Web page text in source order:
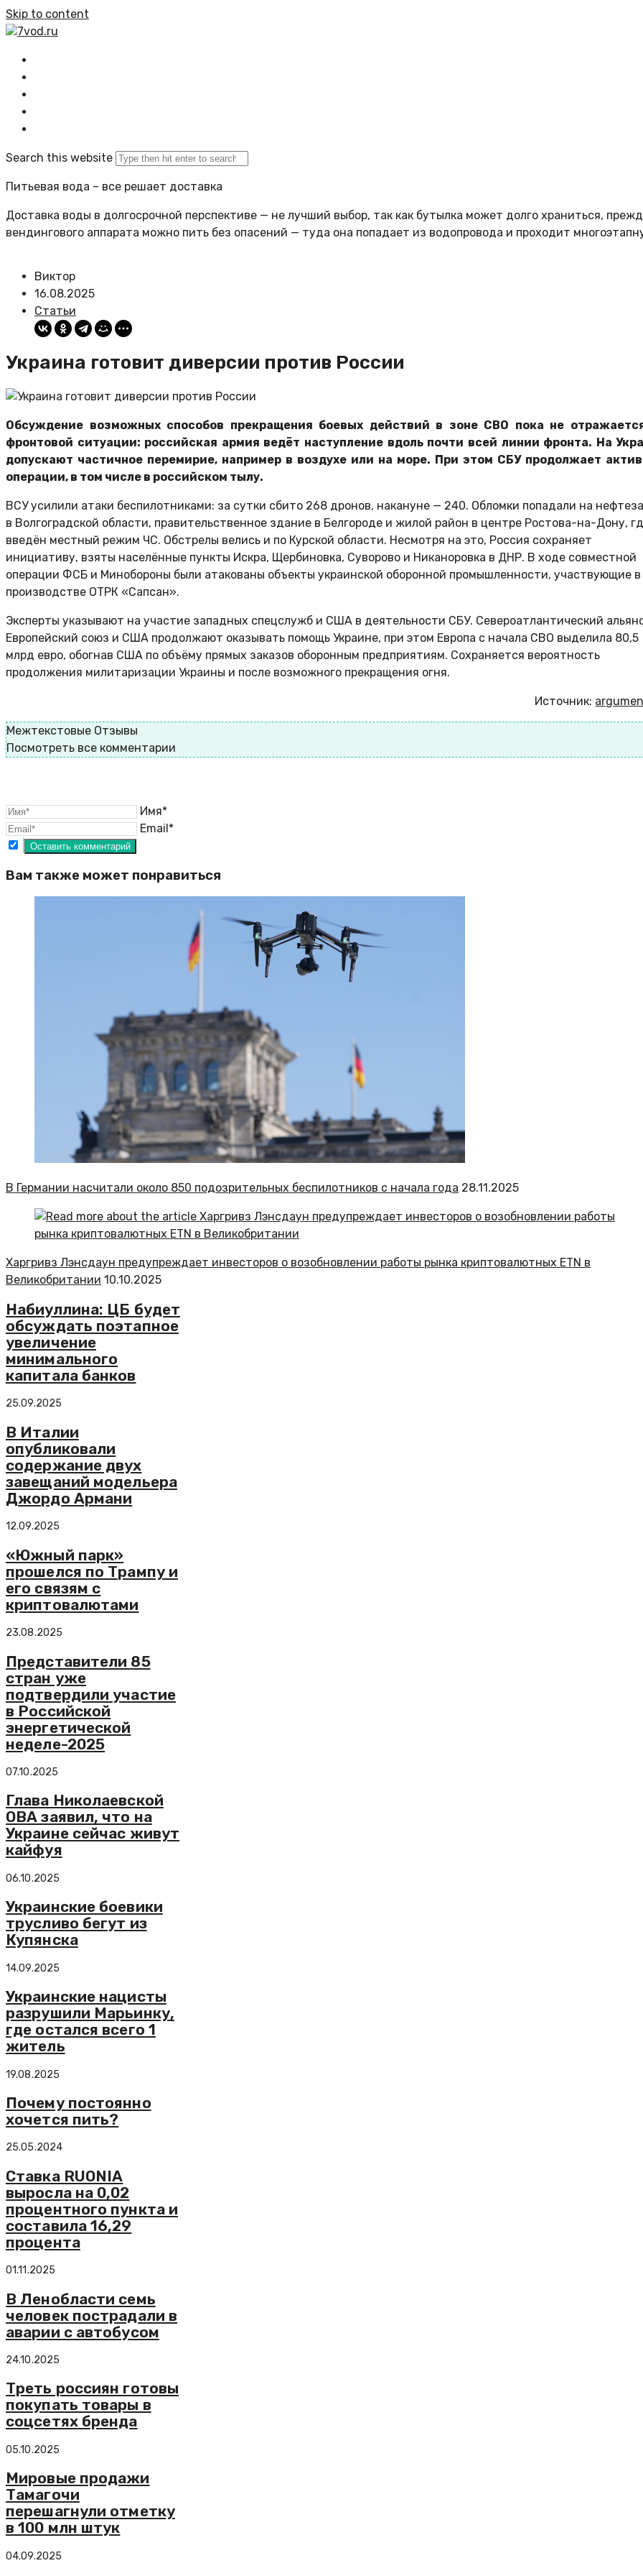
Skip to content
7vod.ru
Search this website
Питьевая вода – все решает доставка
Доставка воды в долгосрочной перспективе — не лучший выбор, так как бутылка может долго храниться,
вендингового аппарата можно пить без опасений — туда она попадает из водопровода и проходит
Виктор
16.08.2025
Статьи
Украина готовит диверсии против России
Обсуждение возможных способов прекращения боевых действий в зоне СВО пока не
фронтовой ситуации: российская армия ведёт наступление вдоль почти всей линии фронта. На
допускают частичное перемирие, например в воздухе или на море. При этом СБУ продолжает
операции, в том числе в российском тылу.
ВСУ усилили атаки беспилотниками: за сутки сбито 268 дронов, накануне — 240. Обломки попадали на
в Волгоградской области, правительственное здание в Белгороде и жилой район в центре Ростова-на-Дону,
введён местный режим ЧС. Обстрелы велись и по Курской области. Несмотря на это, Россия сохраняет
инициативу, взяты населённые пункты Искра, Щербиновка, Суворово и Никаноровка в ДНР. В ходе совместной
операции ФСБ и Минобороны были атакованы объекты украинской оборонной промышленности, участвующие в
производстве ОТРК «Сапсан».
Эксперты указывают на участие западных спецслужб и США в деятельности СБУ. Североатлантический
Европейский союз и США продолжают оказывать помощь Украине, при этом Европа с начала СВО выделила 80,5
млрд евро, обогнав США по объёму прямых заказов оборонным предприятиям. Сохраняется вероятность
продолжения милитаризации Украины и после возможного прекращения огня.
Источник:
Межтекстовые Отзывы
Посмотреть все комментарии
Имя*
Email*
Вам также может понравиться
В Германии насчитали около 850 подозрительных беспилотников с начала года 28.11.2025
Харгривз Лэнсдаун предупреждает инвесторов о возобновлении работы рынка криптовалютных ETN в
Великобритании 10.10.2025
Набиуллина: ЦБ будет
обсуждать поэтапное
увеличение
минимального
капитала банков
25.09.2025
В Италии
опубликовали
содержание двух
завещаний модельера
Джордо Армани
12.09.2025
«Южный парк»
прошелся по Трампу и
его связям с
криптовалютами
23.08.2025
Представители 85
стран уже
подтвердили участие
в Российской
энергетической
неделе-2025
07.10.2025
Глава Николаевской
ОВА заявил, что на
Украине сейчас живут
кайфуя
06.10.2025
Украинские боевики
трусливо бегут из
Купянска
14.09.2025
Украинские нацисты
разрушили Марьинку,
где остался всего 1
житель
19.08.2025
Почему постоянно
хочется пить?
25.05.2024
Ставка RUONIA
выросла на 0,02
процентного пункта и
составила 16,29
процента
01.11.2025
В Ленобласти семь
человек пострадали в
аварии с автобусом
24.10.2025
Треть россиян готовы
покупать товары в
соцсетях бренда
05.10.2025
Мировые продажи
Тамагочи
перешагнули отметку
в 100 млн штук
04.09.2025